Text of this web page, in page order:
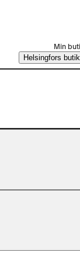
Min
Helsingfors butik